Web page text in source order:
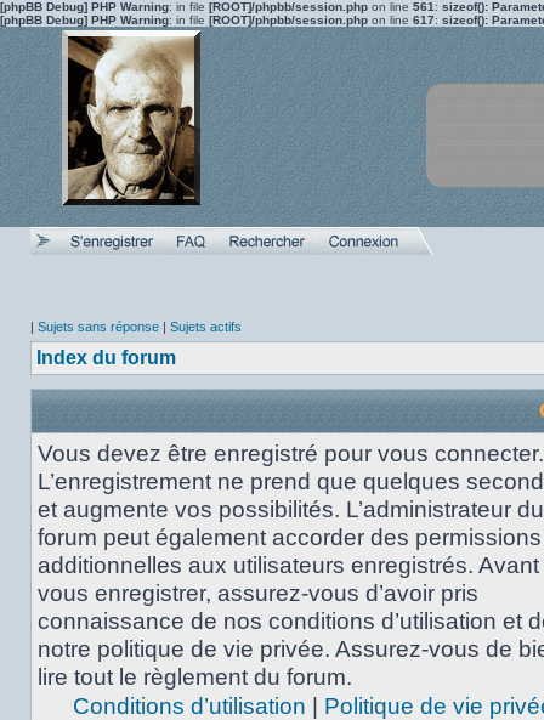
[phpBB Debug] PHP Warning: in file [ROOT]/phpbb/session.php on line 561 : sizeof():
[phpBB Debug] PHP Warning: in file [ROOT]/phpbb/session.php on line 617: sizeof():
| Sujets sans réponse | Sujets actifs
Index du forum
Vous devez être enregistré pour vous connecter.
L’enregistrement ne prend que quelques
et augmente vos possibilités. L’administrateur du
forum peut également accorder des permissions
additionnelles aux utilisateurs enregistrés.
vous enregistrer, assurez-vous d’avoir pris
connaissance de nos conditions d’utilisation et
notre politique de vie privée. Assurez-vous de
lire tout le règlement du forum.
Conditions d’utilisation | Politique de vie